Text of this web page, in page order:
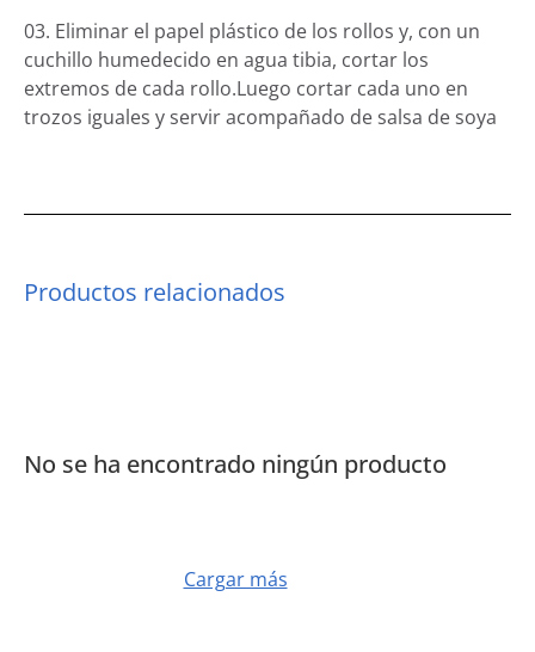
03. Eliminar el papel plástico de los rollos y, con un
cuchillo humedecido en agua tibia, cortar los
extremos de cada rollo.Luego cortar cada uno en
trozos iguales y servir acompañado de salsa de soya
Productos relacionados
No se ha encontrado ningún producto
Cargar más